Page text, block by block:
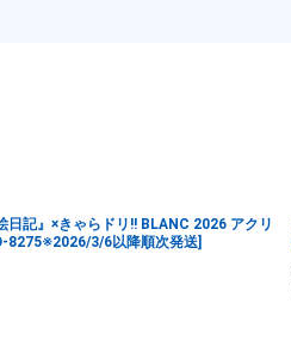
日記』×きゃらドリ!! BLANC 2026 アクリ
8275※2026/3/6以降順次発送]